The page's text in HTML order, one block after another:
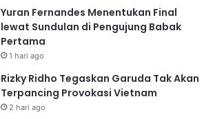
Yuran Fernandes Menentukan Final
lewat Sundulan di Pengujung Babak
Pertama
1 hari ago
Rizky Ridho Tegaskan Garuda Tak Akan
Terpancing Provokasi Vietnam
2 hari ago